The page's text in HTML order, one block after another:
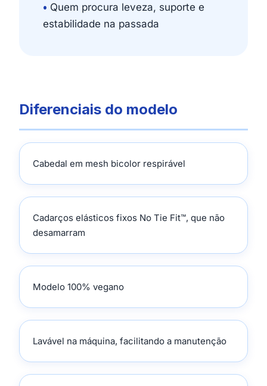
• Quem procura leveza, suporte e
estabilidade na passada
Diferenciais do modelo
Cabedal em mesh bicolor respirável
Cadarços elásticos fixos No Tie Fit™, que não
desamarram
Modelo 100% vegano
Lavável na máquina, facilitando a manutenção